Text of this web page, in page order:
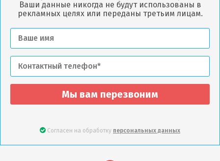
Ваши данные никогда не будут использованы в
рекламных целях или переданы третьим лицам.
Мы вам перезвоним
Согласен на обработку персональных данных